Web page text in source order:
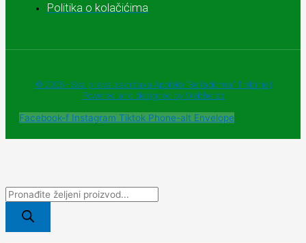
Politika o kolačićima
© 2025 - Sva prava zadržava Apoteke "Belladonna" Trebinje |
Powered and designed by Webherzz
Facebook-f Instagram Tiktok Phone-alt Envelope